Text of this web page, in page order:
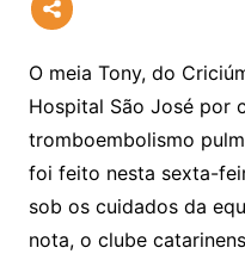
O meia Tony, do
Hospital São José por
tromboembolismo
foi feito nesta sexta-
sob os cuidados da
nota, o clube